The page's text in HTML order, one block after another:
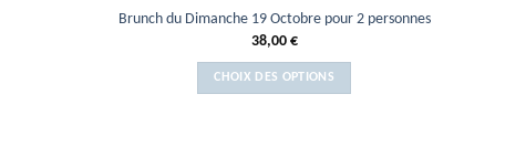
Brunch du Dimanche 19 Octobre pour 2 personnes
38,00 €
CHOIX DES OPTIONS